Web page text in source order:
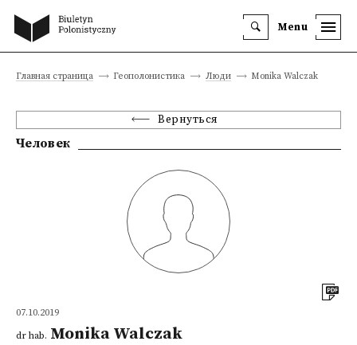
Menu
Главная страница Геополонистика Люди Monika Walczak
Вернуться
Человек
07.10.2019
dr hab. Monika Walczak